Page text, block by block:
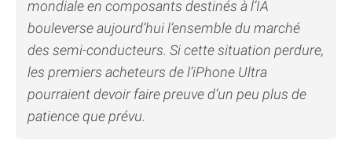
mondiale en composants destinés à l’IA
bouleverse aujourd’hui l’ensemble du marché
des semi-conducteurs. Si cette situation perdure,
les premiers acheteurs de l’iPhone Ultra
pourraient devoir faire preuve d’un peu plus de
patience que prévu.